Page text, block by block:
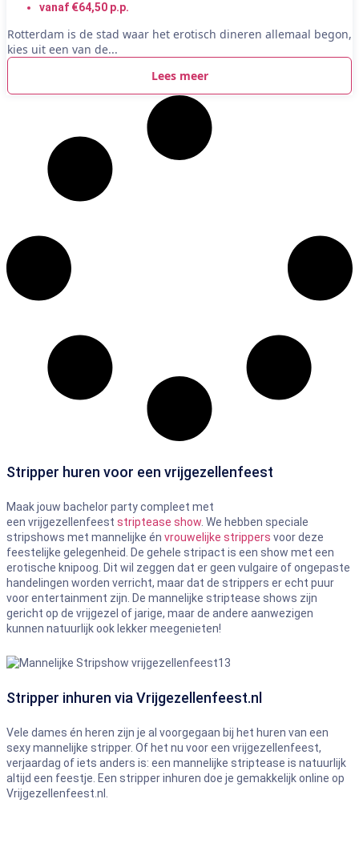
vanaf €64,50 p.p.
Rotterdam is de stad waar het erotisch dineren allemaal begon,
kies uit een van de...
Lees meer
Stripper huren voor een vrijgezellenfeest
Maak jouw bachelor party compleet met
een vrijgezellenfeest striptease show. We hebben speciale
stripshows met mannelijke én vrouwelijke strippers voor deze
feestelijke gelegenheid. De gehele stripact is een show met een
erotische knipoog. Dit wil zeggen dat er geen vulgaire of ongepaste
handelingen worden verricht, maar dat de strippers er echt puur
voor entertainment zijn. De mannelijke striptease shows zijn
gericht op de vrijgezel of jarige, maar de andere aanwezigen
kunnen natuurlijk ook lekker meegenieten!
Stripper inhuren via Vrijgezellenfeest.nl
Vele dames én heren zijn je al voorgegaan bij het huren van een
sexy mannelijke stripper. Of het nu voor een vrijgezellenfeest,
verjaardag of iets anders is: een mannelijke striptease is natuurlijk
altijd een feestje. Een stripper inhuren doe je gemakkelijk online op
Vrijgezellenfeest.nl.